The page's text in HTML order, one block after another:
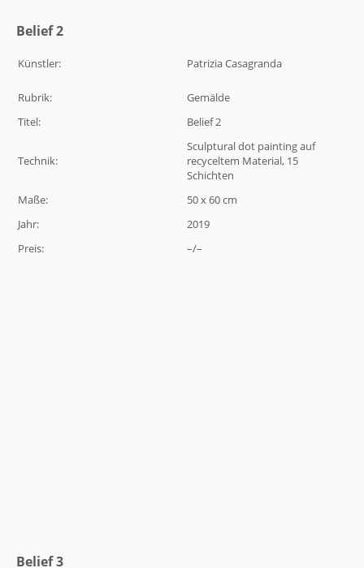
Belief 2
Künstler: Patrizia Casagranda
Rubrik:
Gemälde
Titel:
Belief 2
Technik:
Sculptural dot painting auf
recyceltem Material, 15
Schichten
Maße:
50 x 60 cm
Jahr:
2019
Preis:
–/–
Belief 3